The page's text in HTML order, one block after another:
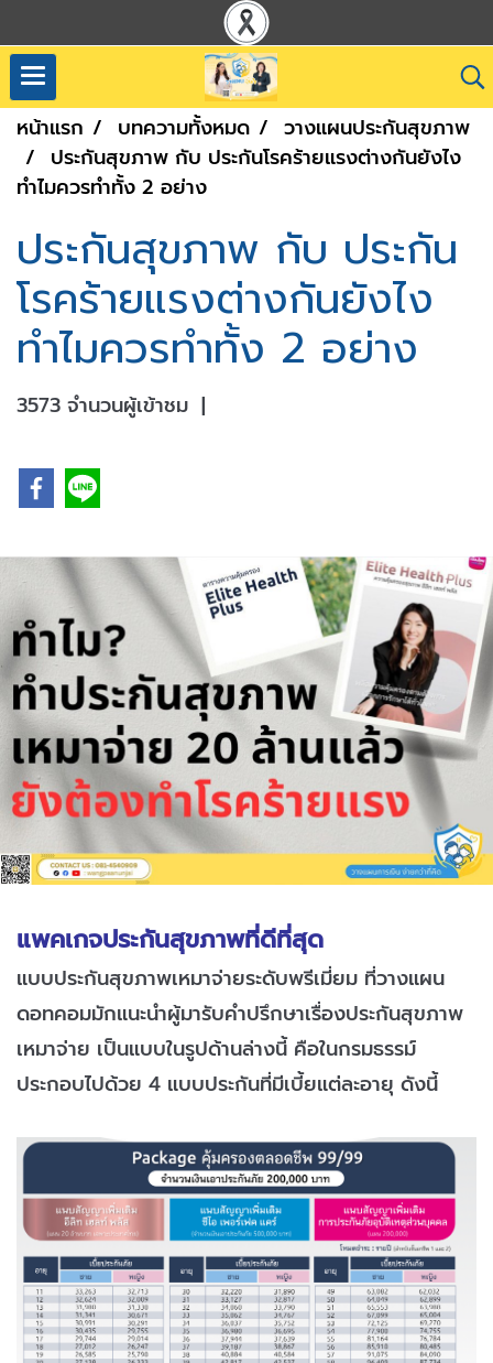
หน้าแรก บทความทั้งหมด
วางแผนประกันสุขภาพ
ประกันสุขภาพ กับ ประกันโรคร้ายแรงต่างกันยังไง
ทำไมควรทำทั้ง 2 อย่าง
ประกันสุขภาพ กับ ประกัน
โรคร้ายแรงต่างกันยังไง
ทำไมควรทำทั้ง 2 อย่าง
3573 จำนวนผู้เข้าชม |
แพคเกจประกันสุขภาพที่ดีที่สุด
แบบประกันสุขภาพเหมาจ่ายระดับพรีเมี่ยม ที่วางแผน
ดอทคอมมักแนะนำผู้มารับคำปรึกษาเรื่องประกันสุขภาพ
เหมาจ่าย เป็นแบบในรูปด้านล่างนี้ คือในกรมธรรม์
ประกอบไปด้วย 4 แบบประกันที่มีเบี้ยแต่ละอายุ ดังนี้